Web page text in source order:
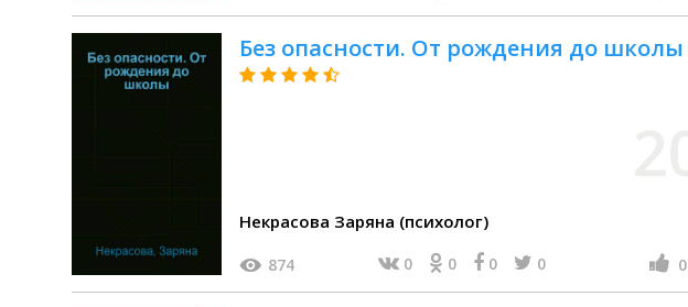
Без опасности. От рождения до школы
Некрасова Заряна (психолог)
874 0 0 0 0 0